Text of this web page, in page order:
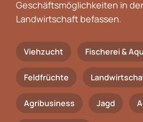
Geschäftsmöglichkeiten in der
Landwirtschaft befassen.
Viehzucht Fischerei &
Feldfrüchte
Agribusiness Jagd